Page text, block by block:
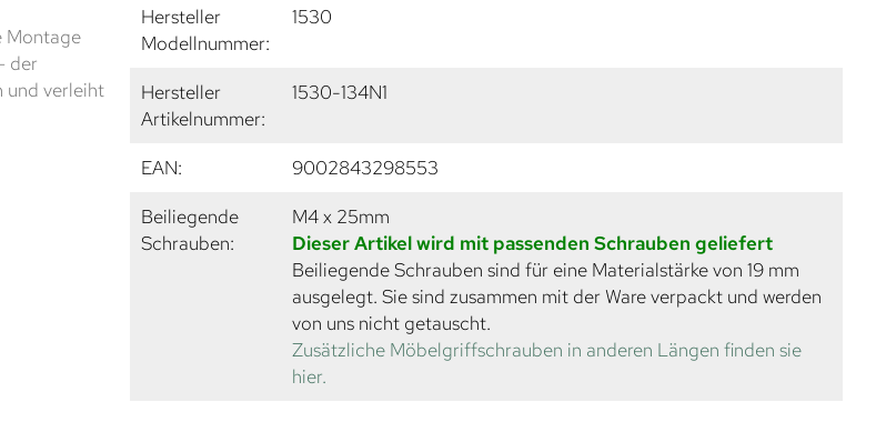
Montage
der
und verleiht
Hersteller
Modellnummer:
1530
Hersteller
Artikelnummer:
1530-134N1
EAN:
9002843298553
Beiliegende
Schrauben:
M4 x 25mm
Dieser Artikel wird mit passenden Schrauben geliefert
Beiliegende Schrauben sind für eine Materialstärke von 19 mm
ausgelegt. Sie sind zusammen mit der Ware verpackt und werden
von uns nicht getauscht.
Zusätzliche Möbelgriffschrauben in anderen Längen finden sie
hier.